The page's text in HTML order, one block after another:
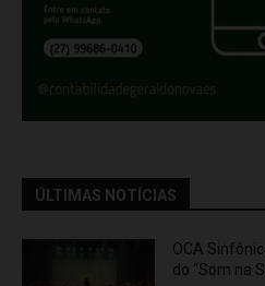
ÚLTIMAS NOTÍCIAS
OCA
do “Som na